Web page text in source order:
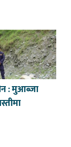
: मुआब्जा